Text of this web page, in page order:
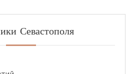
Севастополя